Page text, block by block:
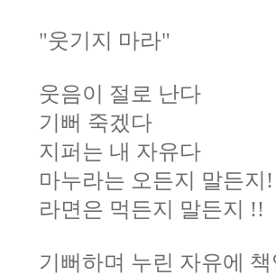
"웃기지 마라"
웃음이 절로 난다
기뻐 죽겠다
지퍼는 내 자유다
마누라는 오든지 말든지!
라면은 먹든지 말든지 !!
기뻐하며 누린 자유에